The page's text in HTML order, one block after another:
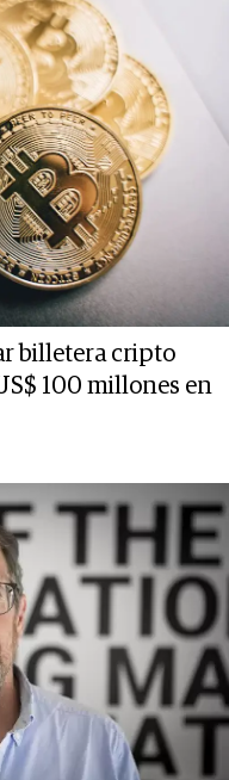
billetera cripto
100 millones en